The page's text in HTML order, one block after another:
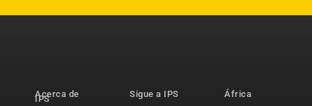
Acerca de
IPS
Sigue a IPS
África